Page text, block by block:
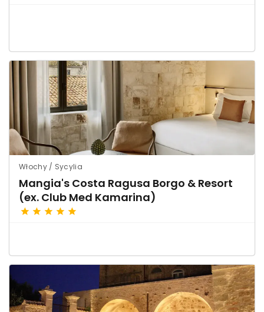
Włochy / Sycylia
Mangia's Costa Ragusa Borgo & Resort
(ex. Club Med Kamarina)